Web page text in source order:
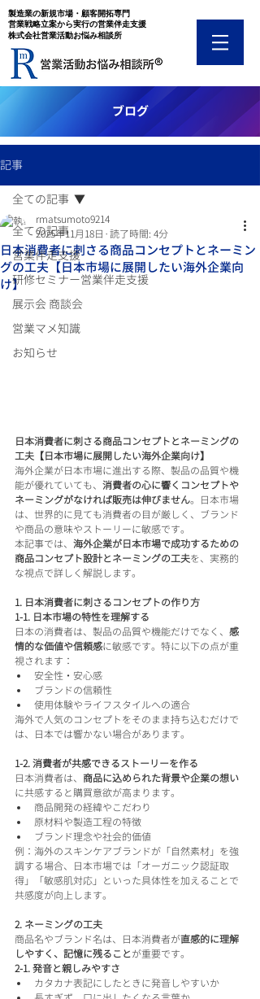
​製造業の新規市場・顧客開拓専門
​営業戦略立案から実行の営業伴走支援
​株式会社営業活動お悩み相談所
​ブログ
記事
全ての記事
営業伴走支援
研修セミナー営業伴走支援
展示会 商談会
営業マメ知識
お知らせ
全ての記事
日本消費者に刺さる商品コンセプトとネーミン
グの工夫【日本市場に展開したい海外企業向
け】
rmatsumoto9214
2025年11月18日 読了時間: 4分
日本消費者に刺さる商品コンセプトとネーミングの
工夫【日本市場に展開したい海外企業向け】
海外企業が日本市場に進出する際、製品の品質や機
能が優れていても、 消費者の心に響くコンセプトや
ネーミングがなければ販売は伸びません。日本市場
は、世界的に見ても消費者の目が厳しく、ブランド
や商品の意味やストーリーに敏感です。
本記事では、 海外企業が日本市場で成功するための
商品コンセプト設計とネーミングの工夫を、実務的
な視点で詳しく解説します。
1. 日本消費者に刺さるコンセプトの作り方
1-1. 日本市場の特性を理解する
日本の消費者は、製品の品質や機能だけでなく、 感
情的な価値や信頼感に敏感です。特に以下の点が重
視されます：
安全性・安心感
ブランドの信頼性
使用体験やライフスタイルへの適合
海外で人気のコンセプトをそのまま持ち込むだけで
は、日本では響かない場合があります。
1-2. 消費者が共感できるストーリーを作る
日本消費者は、 商品に込められた背景や企業の想い
に共感すると購買意欲が高まります。
商品開発の経緯やこだわり
原材料や製造工程の特徴
ブランド理念や社会的価値
例：海外のスキンケアブランドが「自然素材」を強
調する場合、日本市場では「オーガニック認証取
得」「敏感肌対応」といった具体性を加えることで
共感度が向上します。
2. ネーミングの工夫
商品名やブランド名は、日本消費者が直感的に理解
しやすく、記憶に残ることが重要です。
2-1. 発音と親しみやすさ
カタカナ表記にしたときに発音しやすいか